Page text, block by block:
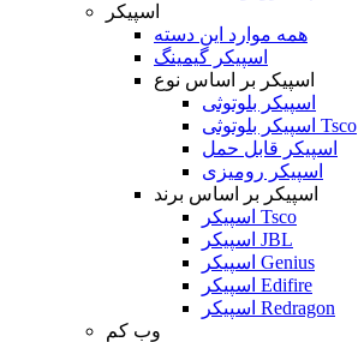
اسپیکر
همه موارد این دسته
اسپیکر گیمینگ
اسپیکر بر اساس نوع
اسپیکر بلوتوثی
اسپیکر بلوتوثی Tsco
اسپیکر قابل حمل
اسپیکر رومیزی
اسپیکر بر اساس برند
اسپیکر Tsco
اسپیکر JBL
اسپیکر Genius
اسپیکر Edifire
اسپیکر Redragon
وب کم